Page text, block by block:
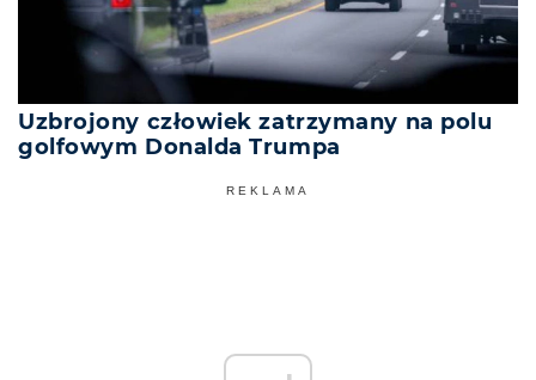
Uzbrojony człowiek zatrzymany na polu
golfowym Donalda Trumpa
REKLAMA